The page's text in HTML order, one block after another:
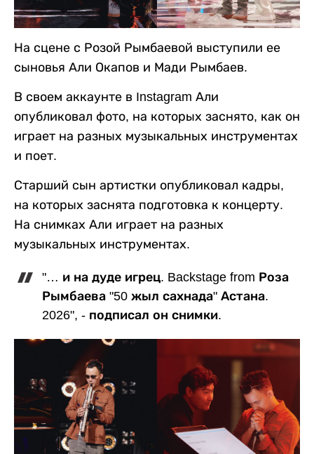
На сцене с Розой Рымбаевой выступили ее
сыновья Али Окапов и Мади Рымбаев.
В своем аккаунте в Instagram Али
опубликовал фото, на которых заснято, как он
играет на разных музыкальных инструментах
и поет.
Старший сын артистки опубликовал кадры,
на которых заснята подготовка к концерту.
На снимках Али играет на разных
музыкальных инструментах.
"… и на дуде игрец. Backstage from Роза
Рымбаева "50 жыл сахнада" Астана.
2026", - подписал он снимки.